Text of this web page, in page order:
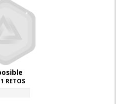
RETOS